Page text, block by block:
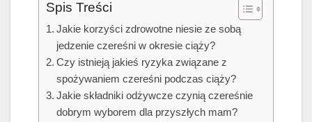
Spis Treści
Jakie korzyści zdrowotne niesie ze sobą
jedzenie czereśni w okresie ciąży?
Czy istnieją jakieś ryzyka związane z
spożywaniem czereśni podczas ciąży?
Jakie składniki odżywcze czynią czereśnie
dobrym wyborem dla przyszłych mam?